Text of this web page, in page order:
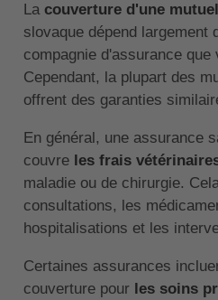
La couverture d'une
slovaque dépend largement
compagnie d'assurance
Cependant, la plupart des
offrent des garanties
En général, une assurance
couvre les frais
maladie ou de chirurgie.
consultations, les
hospitalisations et les
Certaines assurances
couverture pour les soins